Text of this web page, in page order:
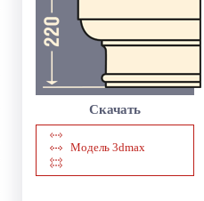
Скачать
Модель 3dmax